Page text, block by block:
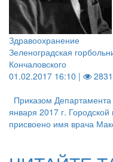
Здравоохранение
Зеленоградская
Кончаловского
01.02.2017 16:10 |
2831
Приказом
января 2017 г.
присвоено имя врача